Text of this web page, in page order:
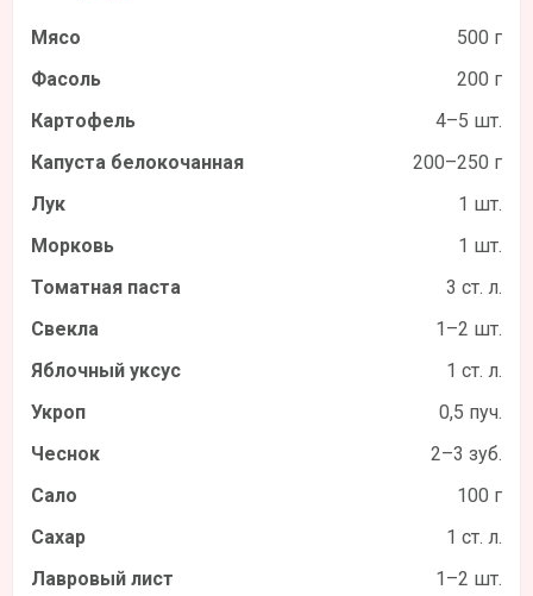
Мясо
500 г
Фасоль
200 г
Картофель
4–5 шт.
Капуста белокочанная
200–250 г
Лук
1 шт.
Морковь
1 шт.
Томатная паста
3 ст. л.
Свекла
1–2 шт.
Яблочный уксус
1 ст. л.
Укроп
0,5 пуч.
Чеснок
2–3 зуб.
Сало
100 г
Сахар
1 ст. л.
Лавровый лист
1–2 шт.